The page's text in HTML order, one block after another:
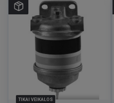
TIKAI VEIKALOS